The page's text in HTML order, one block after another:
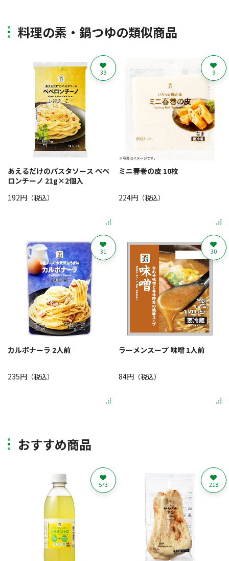
料理の素・鍋つゆの類似商品
あえるだけのパスタソース ペペ
ロンチーノ 21g×2個入
192円 （税込）
39
ミニ春巻の皮 10枚
224円（税込）
9
カルボナーラ 2人前
235円 （税込）
31
ラーメンスープ 味噌 1人前
84円（税込）
30
おすすめ商品
573 218